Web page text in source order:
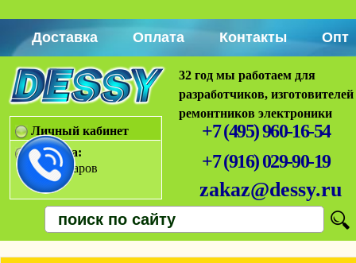
Доставка Оплата Контакты Опт
32 год мы работаем для
разработчиков,
ремонтников электроники
+7 (495) 960-16-54
+7 (916) 029-90-19
zakaz@dessy.ru
Личный кабинет
Корзина:
Нет товаров